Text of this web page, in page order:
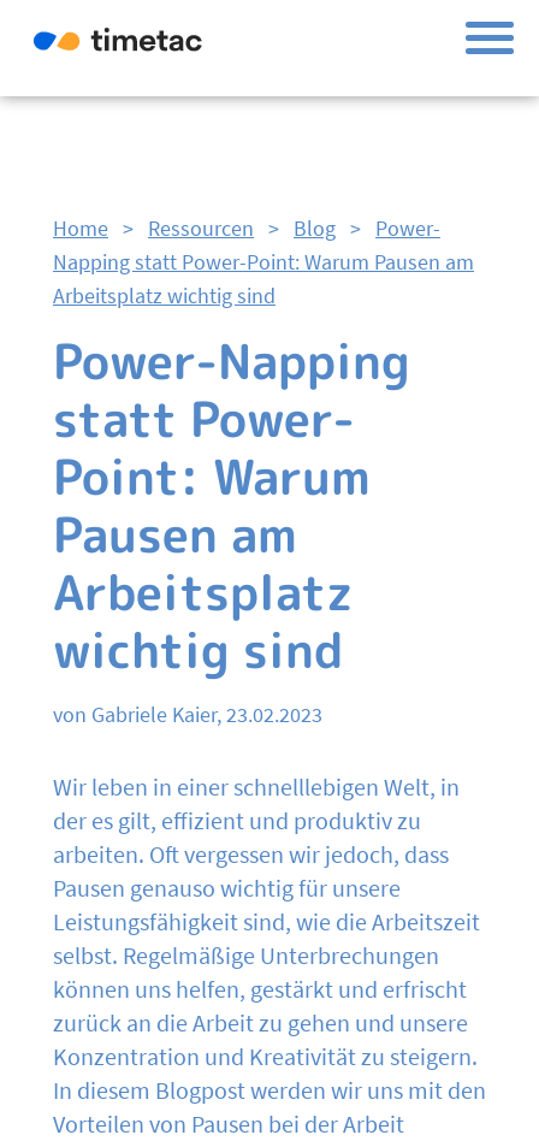
Home > Ressourcen > Blog > Power-
Napping statt Power-Point: Warum Pausen am
Arbeitsplatz wichtig sind
Power-Napping
statt Power-
Point: Warum
Pausen am
Arbeitsplatz
wichtig sind
von Gabriele Kaier, 23.02.2023
Wir leben in einer schnelllebigen Welt, in
der es gilt, effizient und produktiv zu
arbeiten. Oft vergessen wir jedoch, dass
Pausen genauso wichtig für unsere
Leistungsfähigkeit sind, wie die Arbeitszeit
selbst. Regelmäßige Unterbrechungen
können uns helfen, gestärkt und erfrischt
zurück an die Arbeit zu gehen und unsere
Konzentration und Kreativität zu steigern.
In diesem Blogpost werden wir uns mit den
Vorteilen von Pausen bei der Arbeit